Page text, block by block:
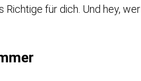
Richtige für dich. Und hey,